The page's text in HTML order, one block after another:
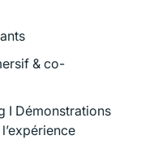
& co-
I Démonstrations